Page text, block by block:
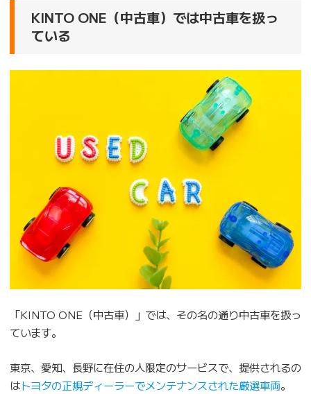
KINTO ONE（中古車）では中古車を扱っ
ている
「KINTO ONE（中古車）」では、その名の通り中古車を扱っ
ています。
東京、愛知、長野に在住の人限定のサービスで、提供されるの
はトヨタの正規ディーラーでメンテナンスされた厳選車両。